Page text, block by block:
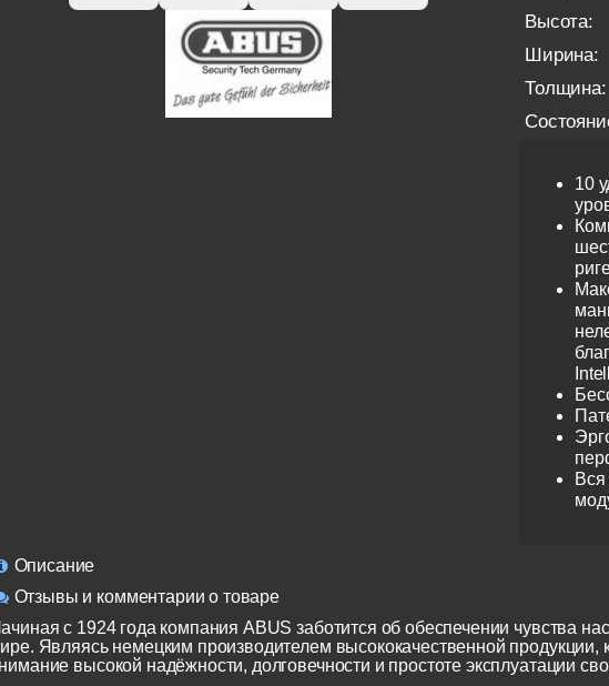
Высота:
Ширина:
Толщина:
10
Вся
Описание
Отзывы и комментарии о товаре
с 1924 года компания ABUS заботится об обеспечении чувства
Являясь немецким производителем высококачественной продукции,
высокой надёжности, долговечности и простоте эксплуатации